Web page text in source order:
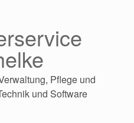
Pflege und
und Software